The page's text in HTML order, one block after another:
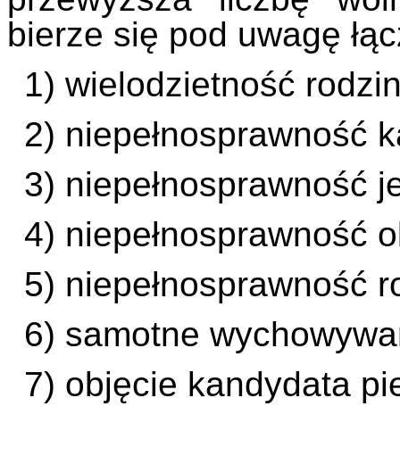
bierze się pod uwagę
1) wielodzietność
2) niepełnosprawność
3) niepełnosprawność
4) niepełnosprawność
5) niepełnosprawność
6) samotne
7) objęcie kandydata